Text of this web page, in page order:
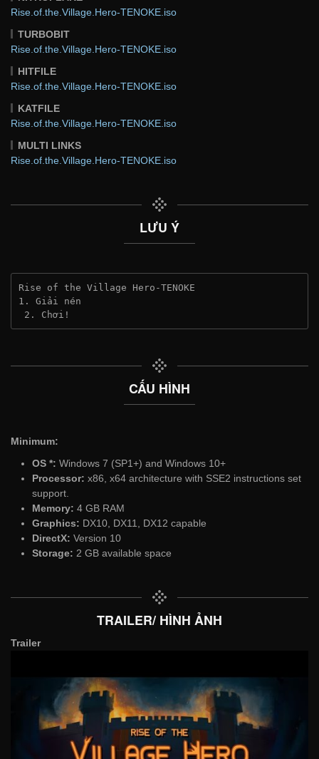
Rise.of.the.Village.Hero-TENOKE.iso
TURBOBIT
Rise.of.the.Village.Hero-TENOKE.iso
HITFILE
Rise.of.the.Village.Hero-TENOKE.iso
KATFILE
Rise.of.the.Village.Hero-TENOKE.iso
MULTI LINKS
Rise.of.the.Village.Hero-TENOKE.iso
LƯU Ý
Rise of the Village Hero-TENOKE
1. Giải nén
2. Chơi!
CẤU HÌNH
Minimum:
OS *: Windows 7 (SP1+) and Windows 10+
Processor: x86, x64 architecture with SSE2 instructions set
support.
Memory: 4 GB RAM
Graphics: DX10, DX11, DX12 capable
DirectX: Version 10
Storage: 2 GB available space
TRAILER/ HÌNH ẢNH
Trailer